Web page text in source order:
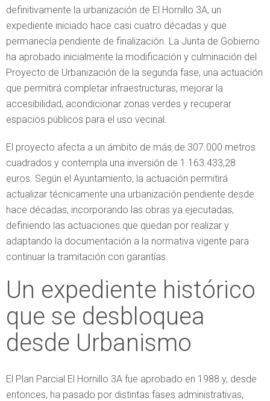
definitivamente la urbanización de El Hornillo 3A, un
expediente iniciado hace casi cuatro décadas y que
permanecía pendiente de finalización. La Junta de Gobierno
ha aprobado inicialmente la modificación y culminación del
Proyecto de Urbanización de la segunda fase, una actuación
que permitirá completar infraestructuras, mejorar la
accesibilidad, acondicionar zonas verdes y recuperar
espacios públicos para el uso vecinal.
El proyecto afecta a un ámbito de más de 307.000 metros
cuadrados y contempla una inversión de 1.163.433,28
euros. Según el Ayuntamiento, la actuación permitirá
actualizar técnicamente una urbanización pendiente desde
hace décadas, incorporando las obras ya ejecutadas,
definiendo las actuaciones que quedan por realizar y
adaptando la documentación a la normativa vigente para
continuar la tramitación con garantías.
Un expediente histórico
que se desbloquea
desde Urbanismo
El Plan Parcial El Hornillo 3A fue aprobado en 1988 y, desde
entonces, ha pasado por distintas fases administrativas,